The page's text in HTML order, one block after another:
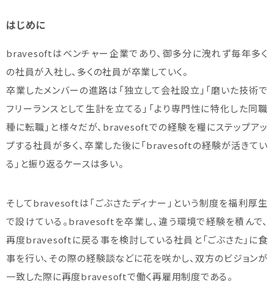
はじめに
bravesoftはベンチャー企業であり、御多分に洩れず毎年多く
の社員が入社し、多くの社員が卒業していく。
卒業したメンバーの進路は「独立して会社設立」「磨いた技術で
フリーランスとして生計を立てる」「より専門性に特化した同職
種に転職」と様々だが、bravesoftでの経験を糧にステップアッ
プする社員が多く、卒業した後に「bravesoftの経験が活きてい
る」と振り返るケースは多い。
そしてbravesoftは「ごぶさたディナー」という制度を福利厚生
で設けている。bravesoftを卒業し、違う環境で経験を積んで、
再度bravesoftに戻る事を検討している社員と「ごぶさた」に食
事を行い、その際の経験談などに花を咲かし、双方のビジョンが
一致した際に再度bravesoftで働く再雇用制度である。